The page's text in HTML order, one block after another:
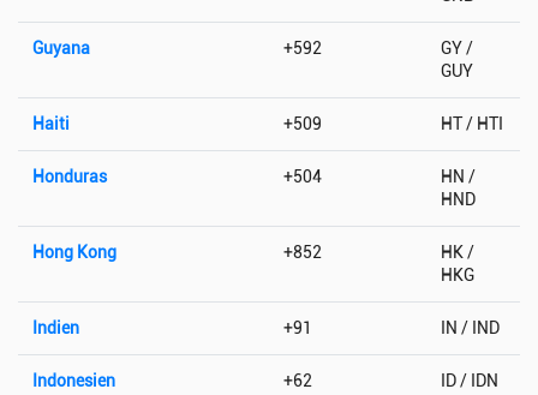
Guyana +592
GY /
GUY
Haiti +509 HT / HTI
Honduras +504
HN /
HND
Hong Kong +852
HK /
HKG
Indien +91 IN / IND
Indonesien +62 ID / IDN